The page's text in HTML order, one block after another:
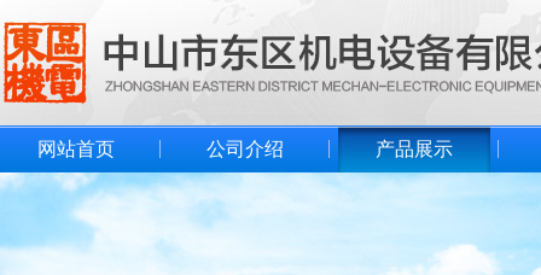
网站首页 公司介绍 产品展示